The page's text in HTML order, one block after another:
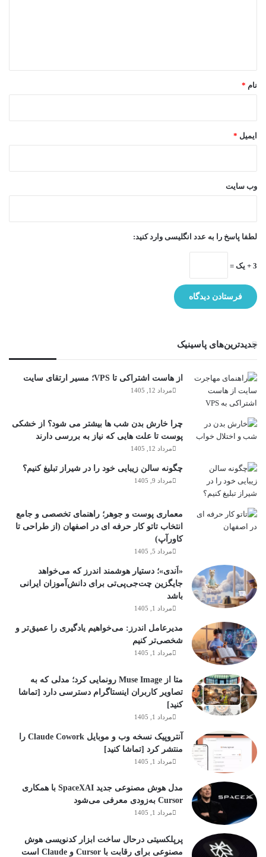
نام *
ایمیل *
وب‌ سایت
لطفا پاسخ را به عدد انگلیسی وارد کنید:
3 + یک =
جدیدترین‌های پاسینیک
از هاست اشتراکی تا VPS؛ مسیر ارتقای سایت
مرداد 12, 1405
چرا خارش بدن شب ها بیشتر می شود؟ از خشکی
پوست تا علت هایی که نیاز به بررسی دارند
مرداد 12, 1405
چگونه سالن زیبایی خود را در شیراز تبلیغ کنیم؟
مرداد 9, 1405
معماری پوست و جوهر؛ راهنمای تخصصی و جامع
انتخاب تاتو کار حرفه ای در اصفهان (از طراحی تا
کاورآپ)
مرداد 5, 1405
«اَندی»؛ دستیار هوشمند اندرز که می‌خواهد
جایگزین چت‌جی‌پی‌تی برای دانش‌آموزان ایرانی
باشد
مرداد 1, 1405
مدیرعامل اندرز: می‌خواهیم یادگیری را عمیق‌تر و
شخصی‌تر کنیم
مرداد 1, 1405
متا از Muse Image رونمایی کرد؛ مدلی که به
تصاویر کاربران اینستاگرام دسترسی دارد [تماشا
کنید]
مرداد 1, 1405
آنتروپیک نسخه وب و موبایل Claude Cowork را
منتشر کرد [تماشا کنید]
مرداد 1, 1405
مدل هوش مصنوعی جدید SpaceXAI با همکاری
Cursor به‌زودی معرفی می‌شود
مرداد 1, 1405
پرپلکسیتی درحال ساخت ابزار کدنویسی هوش
مصنوعی برای رقابت با Cursor و Claude است